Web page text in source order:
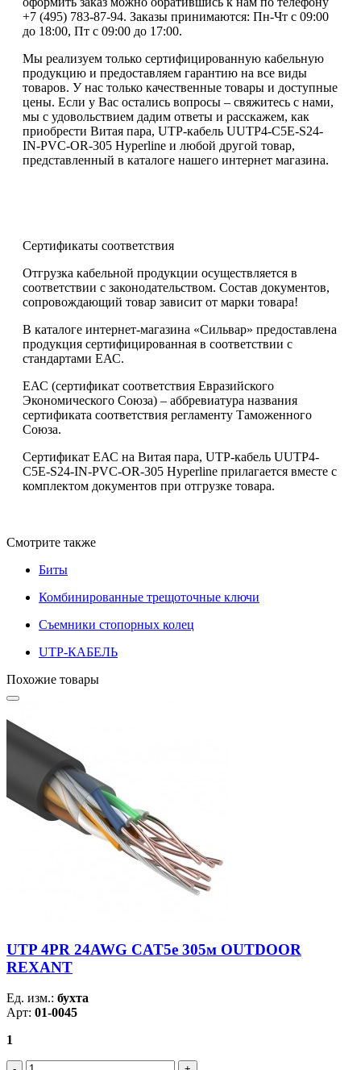
+7 (495) 783-87-94. Заказы принимаются: Пн-Чт с 09:00
до 18:00, Пт с 09:00 до 17:00.
Мы реализуем только сертифицированную кабельную
продукцию и предоставляем гарантию на все виды
товаров. У нас только качественные товары и доступные
цены. Если у Вас остались вопросы – свяжитесь с нами,
мы с удовольствием дадим ответы и расскажем, как
приобрести Витая пара, UTP-кабель UUTP4-C5E-S24-
IN-PVC-OR-305 Hyperline и любой другой товар,
представленный в каталоге нашего интернет магазина.
Сертификаты соответствия
Отгрузка кабельной продукции осуществляется в
соответствии с законодательством. Состав документов,
сопровождающий товар зависит от марки товара!
В каталоге интернет-магазина «Сильвар» предоставлена
продукция сертифицированная в соответствии с
стандартами ЕАС.
ЕАС (сертификат соответствия Евразийского
Экономического Союза) – аббревиатура названия
сертификата соответствия регламенту Таможенного
Союза.
Сертификат ЕАС на Витая пара, UTP-кабель UUTP4-
C5E-S24-IN-PVC-OR-305 Hyperline прилагается вместе с
комплектом документов при отгрузке товара.
Смотрите также
Биты
Комбинированные трещоточные ключи
Съемники стопорных колец
UTP-КАБЕЛЬ
Похожие товары
UTP 4PR 24AWG CAT5e 305м OUTDOOR
REXANT
Ед. изм.: бухта
Арт: 01-0045
1